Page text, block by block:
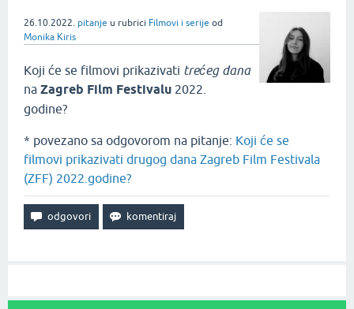
26.10.2022. pitanje u rubrici Filmovi i serije od
Monika Kiris
Koji će se filmovi prikazivati trećeg dana
na Zagreb Film Festivalu 2022.
godine?
* povezano sa odgovorom na pitanje: Koji će se
filmovi prikazivati drugog dana Zagreb Film Festivala
(ZFF) 2022.godine?